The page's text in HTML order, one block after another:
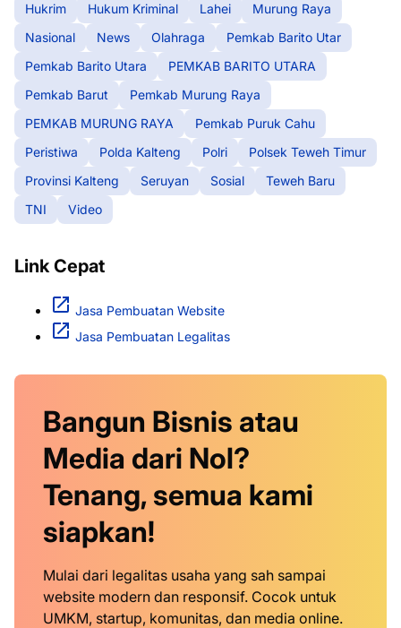
Hukrim
Hukum Kriminal Lahei
Murung Raya
Nasional
News Olahraga
Pemkab Barito Utar
Pemkab Barito Utara
PEMKAB BARITO UTARA
Pemkab Barut
Pemkab Murung Raya
PEMKAB MURUNG RAYA
Pemkab Puruk Cahu
Peristiwa
Polda Kalteng Polri
Polsek Teweh Timur
Provinsi Kalteng
Seruyan Sosial
Teweh Baru
TNI
Video
Link Cepat
Jasa Pembuatan Website
Jasa Pembuatan Legalitas
Bangun Bisnis atau
Media dari Nol?
Tenang, semua kami
siapkan!
Mulai dari legalitas usaha yang sah sampai
website modern dan responsif. Cocok untuk
UMKM, startup, komunitas, dan media online.